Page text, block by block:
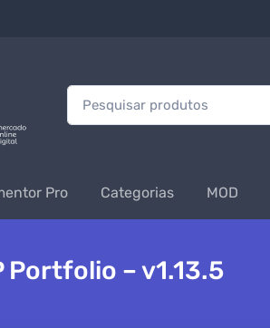
Procurar:
Pro Categorias MOD
Portfolio – v1.13.5